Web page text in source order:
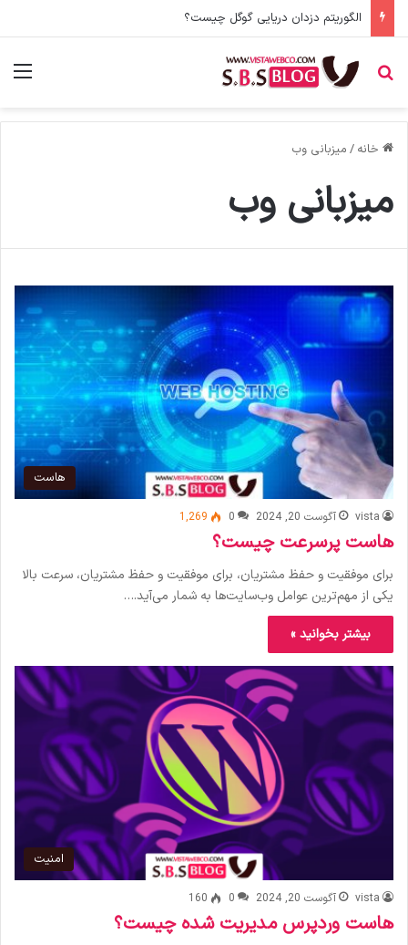
الگوریتم دزدان دریایی گوگل چیست؟
جستجو برای
خانه / میزبانی وب
میزبانی وب
هاست
vista آگوست 20, 2024 0
1,269
هاست پرسرعت چیست؟
برای موفقیت و حفظ مشتریان، برای موفقیت و حفظ مشتریان، سرعت بالا
یکی از مهم‌ترین عوامل وب‌سایت‌ها به شمار می‌آید.…
بیشتر بخوانید »
امنیت
vista آگوست 20, 2024 0
160
هاست وردپرس مدیریت شده چیست؟